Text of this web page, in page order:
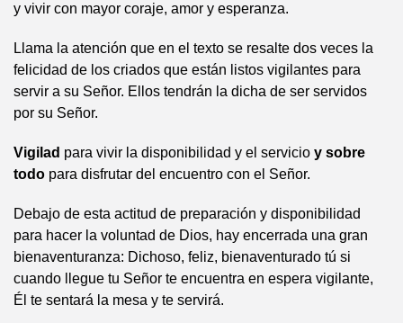
y vivir con mayor coraje, amor y esperanza.
Llama la atención que en el texto se resalte dos veces la
felicidad de los criados que están listos vigilantes para
servir a su Señor. Ellos tendrán la dicha de ser servidos
por su Señor.
Vigilad para vivir la disponibilidad y el servicio y sobre
todo para disfrutar del encuentro con el Señor.
Debajo de esta actitud de preparación y disponibilidad
para hacer la voluntad de Dios, hay encerrada una gran
bienaventuranza: Dichoso, feliz, bienaventurado tú si
cuando llegue tu Señor te encuentra en espera vigilante,
Él te sentará la mesa y te servirá.